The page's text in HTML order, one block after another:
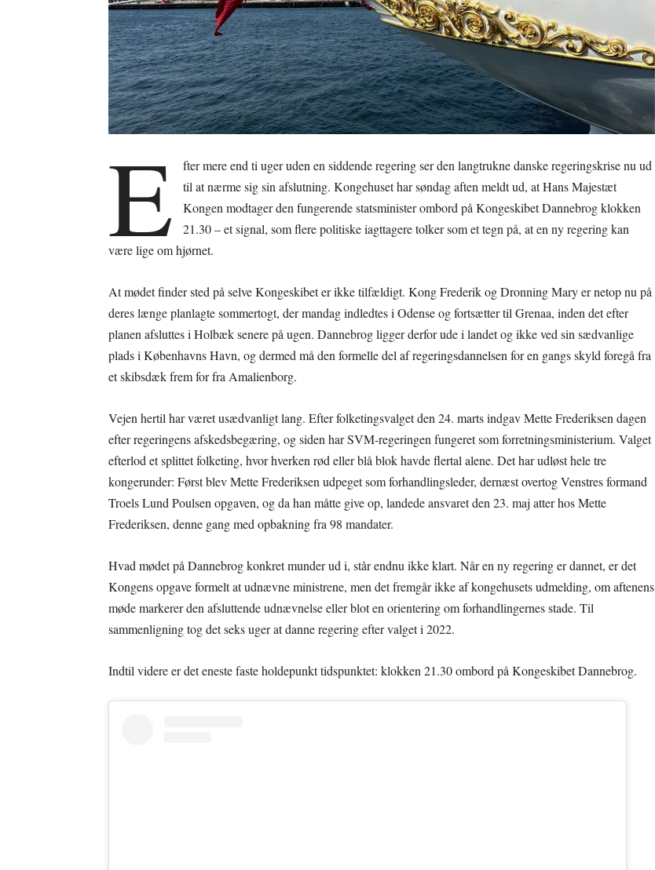
E
fter mere end ti uger uden en siddende regering ser den langtrukne danske regeringskrise nu ud
til at nærme sig sin afslutning. Kongehuset har søndag aften meldt ud, at Hans Majestæt
Kongen modtager den fungerende statsminister ombord på Kongeskibet Dannebrog klokken
21.30 – et signal, som flere politiske iagttagere tolker som et tegn på, at en ny regering kan
være lige om hjørnet.
At mødet finder sted på selve Kongeskibet er ikke tilfældigt. Kong Frederik og Dronning Mary er netop nu på
deres længe planlagte sommertogt, der mandag indledtes i Odense og fortsætter til Grenaa, inden det efter
planen afsluttes i Holbæk senere på ugen. Dannebrog ligger derfor ude i landet og ikke ved sin sædvanlige
plads i Københavns Havn, og dermed må den formelle del af regeringsdannelsen for en gangs skyld foregå fra
et skibsdæk frem for fra Amalienborg.
Vejen hertil har været usædvanligt lang. Efter folketingsvalget den 24. marts indgav Mette Frederiksen dagen
efter regeringens afskedsbegæring, og siden har SVM-regeringen fungeret som forretningsministerium. Valget
efterlod et splittet folketing, hvor hverken rød eller blå blok havde flertal alene. Det har udløst hele tre
kongerunder: Først blev Mette Frederiksen udpeget som forhandlingsleder, dernæst overtog Venstres formand
Troels Lund Poulsen opgaven, og da han måtte give op, landede ansvaret den 23. maj atter hos Mette
Frederiksen, denne gang med opbakning fra 98 mandater.
Hvad mødet på Dannebrog konkret munder ud i, står endnu ikke klart. Når en ny regering er dannet, er det
Kongens opgave formelt at udnævne ministrene, men det fremgår ikke af kongehusets udmelding, om aftenens
møde markerer den afsluttende udnævnelse eller blot en orientering om forhandlingernes stade. Til
sammenligning tog det seks uger at danne regering efter valget i 2022.
Indtil videre er det eneste faste holdepunkt tidspunktet: klokken 21.30 ombord på Kongeskibet Dannebrog.